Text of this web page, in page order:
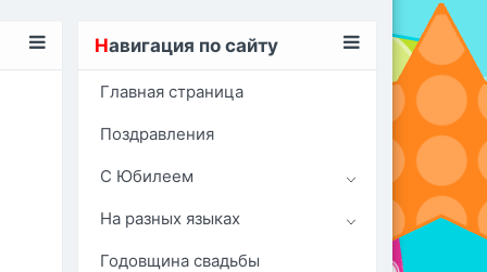
Навигация по сайту
Главная страница
Поздравления
С Юбилеем
На разных языках
Годовщина свадьбы